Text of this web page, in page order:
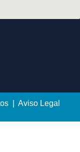
| Aviso Legal